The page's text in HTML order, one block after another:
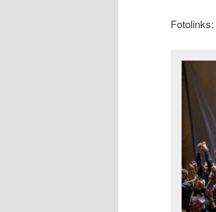
Fotolinks: